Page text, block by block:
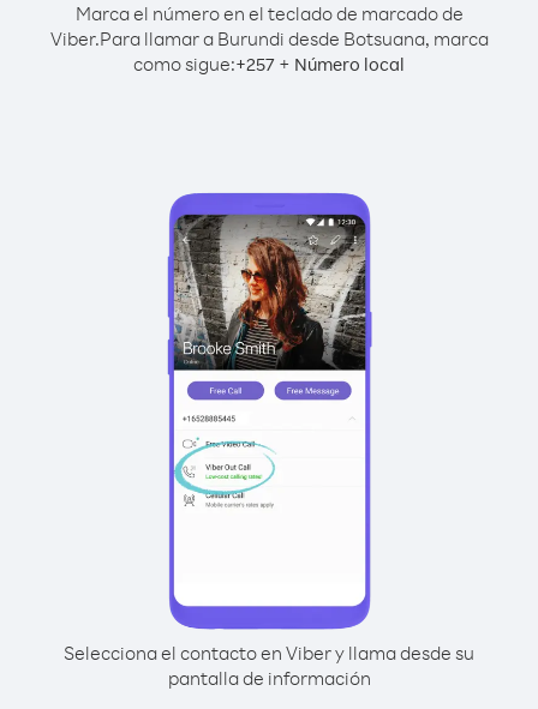
Marca el número en el teclado de marcado de
Viber.Para llamar a Burundi desde Botsuana, marca
como sigue:+257 + Número local
Selecciona el contacto en Viber y llama desde su
pantalla de información